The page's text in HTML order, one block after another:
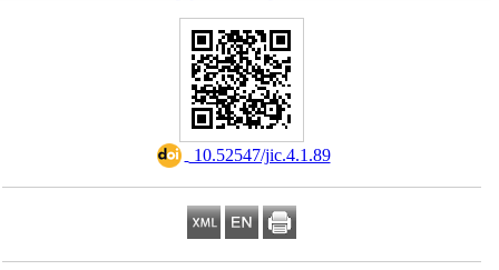
‎ 10.52547/jic.4.1.89